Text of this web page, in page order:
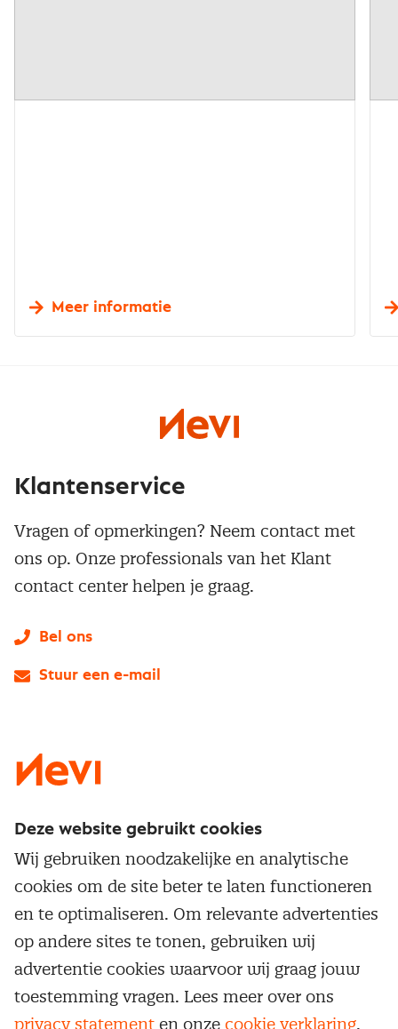
Meer informatie
Service & contact
Over inkoop
Netwerk en communities
Aanmelden nieuwsbrief
Word lid van Nevi
Populaire thema's
Aanbesteden
Contractmanagement
Kostenmanagement
Onderhandelen
Opleidingen en trainingen
Trainingen
Opleidingen
Klantenservice
Vragen of opmerkingen? Neem contact met
ons op. Onze professionals van het Klant
contact center helpen je graag.
Bel ons
Stuur een e-mail
Cookievoorkeuren beherenOnzealgemene
Deze website gebruikt cookies
Wij gebruiken noodzakelijke en analytische
cookies om de site beter te laten functioneren
en te optimaliseren. Om relevante advertenties
op andere sites te tonen, gebruiken wij
advertentie cookies waarvoor wij graag jouw
toestemming vragen. Lees meer over ons
privacy statement en onze cookie verklaring.